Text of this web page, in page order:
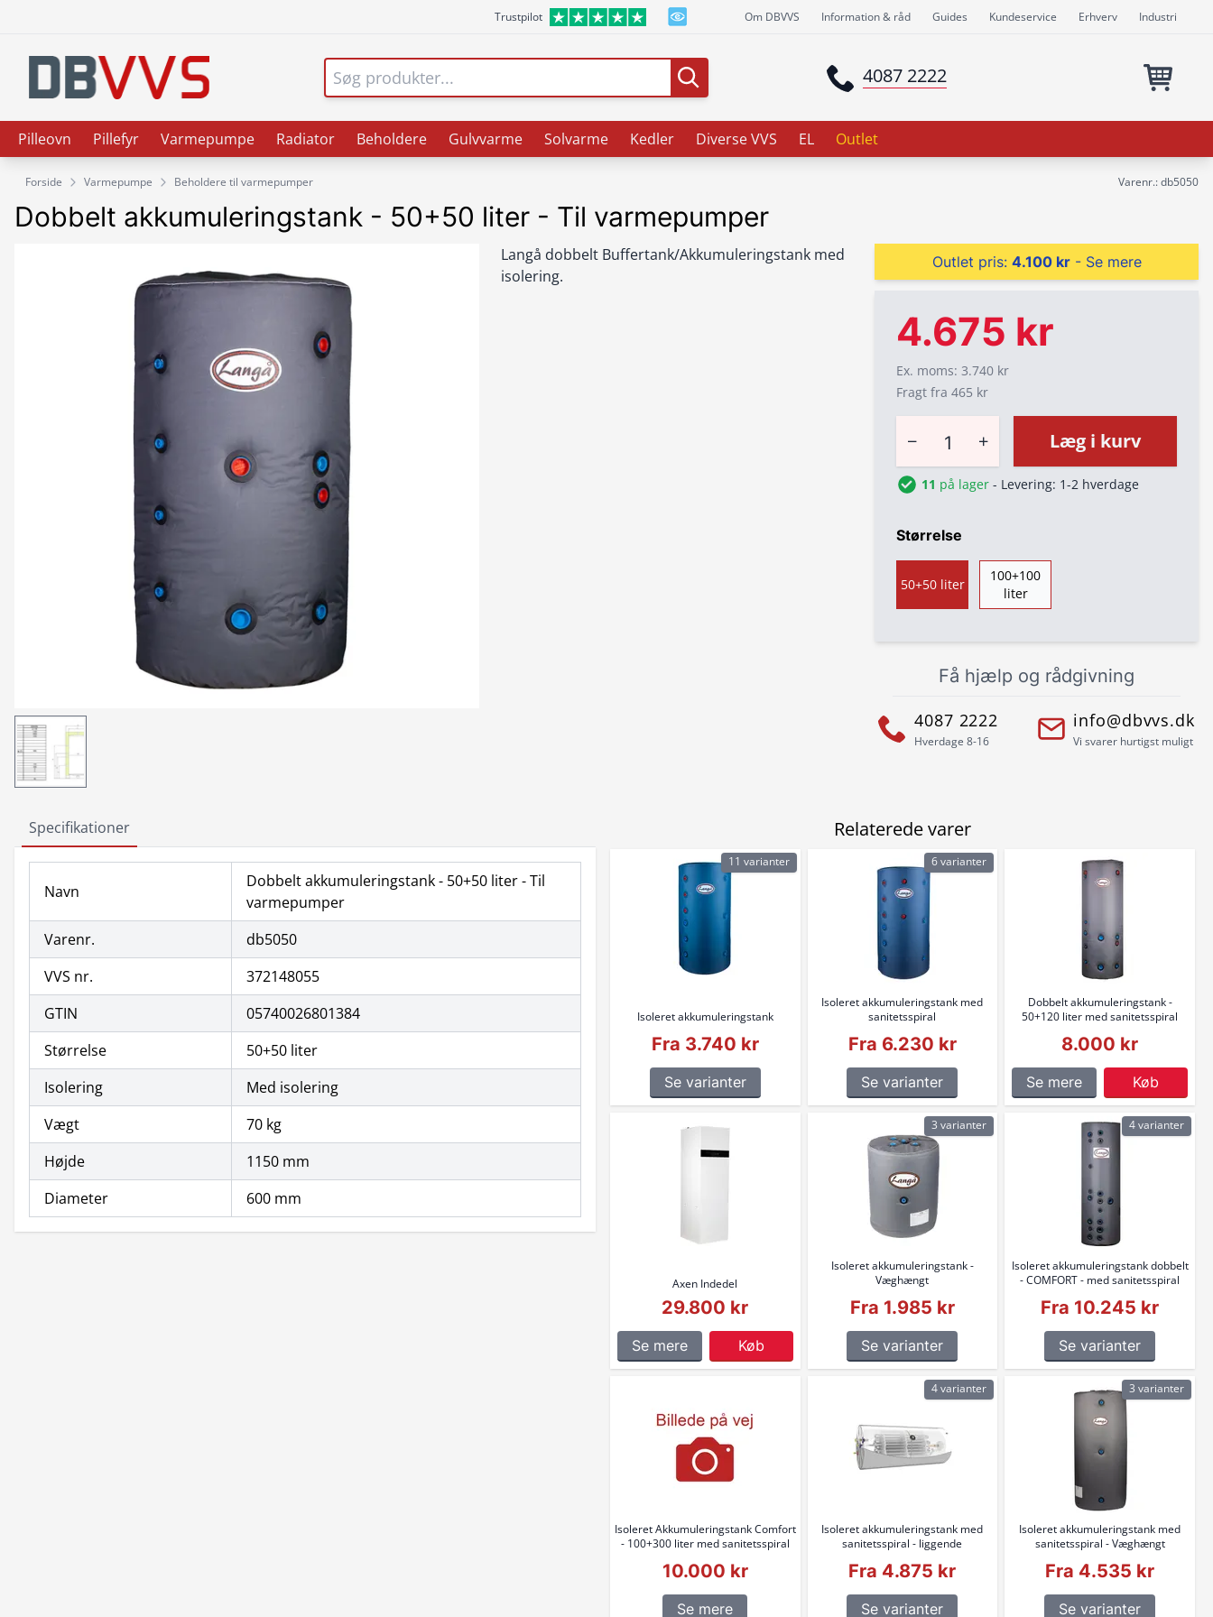
Trustpilot Om DBVVS Information & råd Guides Kundeservice Erhverv Industri
4087 2222
Pilleovn Pillefyr Varmepumpe Radiator Beholdere Gulvvarme Solvarme Kedler Diverse VVS EL Outlet
Forside Varmepumpe Beholdere til varmepumper Varenr.: db5050
Dobbelt akkumuleringstank - 50+50 liter - Til varmepumper
Langå dobbelt Buffertank/Akkumuleringstank med
isolering.
Outlet pris: 4.100 kr- Se mere
4.675 kr
Ex. moms: 3.740 kr
Fragt fra 465 kr
− + Læg i kurv
11 på lager - Levering: 1-2 hverdage
Størrelse
50+50 liter
100+100
liter
Få hjælp og rådgivning
4087 2222
Hverdage 8-16
info@dbvvs.dk
Vi svarer hurtigst muligt
Specifikationer
Navn
Dobbelt akkumuleringstank - 50+50 liter - Til
varmepumper
Varenr.
db5050
VVS nr.
372148055
GTIN
05740026801384
Størrelse
50+50 liter
Isolering
Med isolering
Vægt
70 kg
Højde
1150 mm
Diameter
600 mm
Relaterede varer
Isoleret akkumuleringstank
Fra 3.740 kr
Se varianter
11 varianter
Isoleret akkumuleringstank med
sanitetsspiral
Fra 6.230 kr
Se varianter
6 varianter
Dobbelt akkumuleringstank -
50+120 liter med sanitetsspiral
8.000 kr
Se mere Køb
Axen Indedel
29.800 kr
Se mere Køb
Isoleret akkumuleringstank -
Væghængt
Fra 1.985 kr
Se varianter
3 varianter
Isoleret akkumuleringstank dobbelt
- COMFORT - med sanitetsspiral
Fra 10.245 kr
Se varianter
4 varianter
Isoleret Akkumuleringstank Comfort
- 100+300 liter med sanitetsspiral
10.000 kr
Se mere
Isoleret akkumuleringstank med
sanitetsspiral - liggende
Fra 4.875 kr
Se varianter
4 varianter
Isoleret akkumuleringstank med
sanitetsspiral - Væghængt
Fra 4.535 kr
Se varianter
3 varianter